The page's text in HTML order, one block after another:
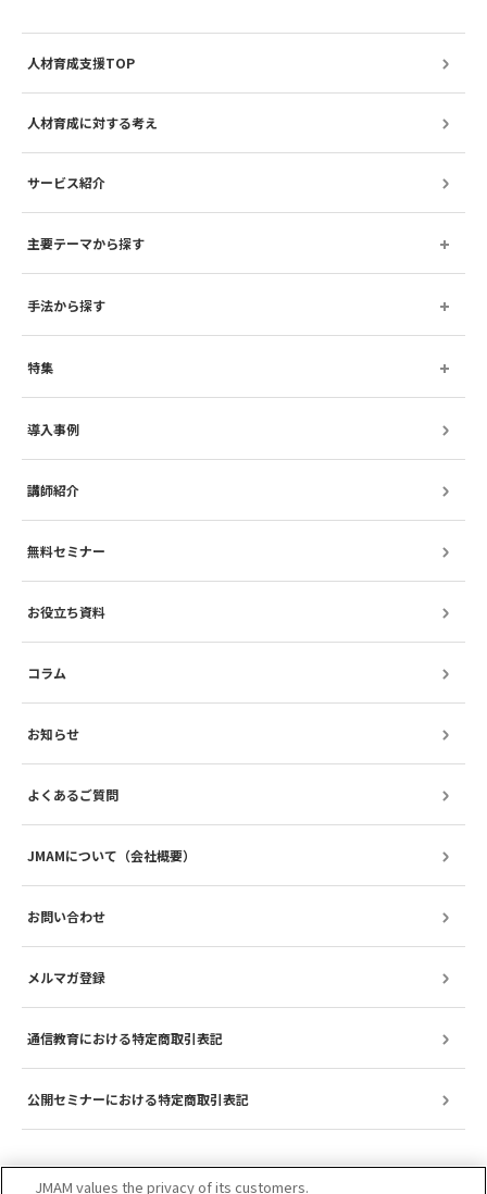
人材育成支援TOP
人材育成に対する考え
サービス紹介
主要テーマから探す
手法から探す
特集
導入事例
講師紹介
無料セミナー
お役立ち資料
コラム
お知らせ
よくあるご質問
JMAMについて（会社概要）
お問い合わせ
メルマガ登録
通信教育における特定商取引表記
公開セミナーにおける特定商取引表記
JMAM values the privacy of its customers.